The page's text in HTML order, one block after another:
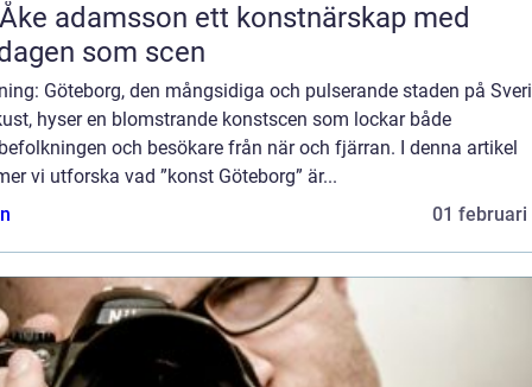
ett konstnärskap med
som scen
Göteborg, den mångsidiga och pulserande staden på
hyser en blomstrande konstscen som lockar både
och besökare från när och fjärran. I denna artikel
vi utforska vad ”konst Göteborg” är...
01 februari